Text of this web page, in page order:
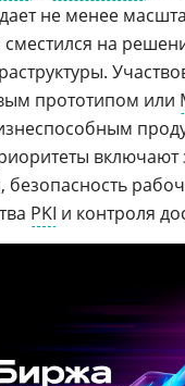
не менее
сместился на
прототипом или
включают
безопасность
PKI и контроля